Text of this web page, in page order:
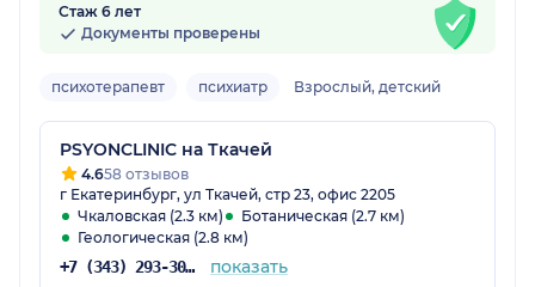
Стаж 6 лет
Документы проверены
психотерапевт психиатр Взрослый, детский
PSYONCLINIC на Ткачей
4.658 отзывов
г Екатеринбург, ул Ткачей, стр 23, офис 2205
Чкаловская (2.3 км)
Ботаническая (2.7 км)
Геологическая (2.8 км)
+7 (343) 293-30-75 показать